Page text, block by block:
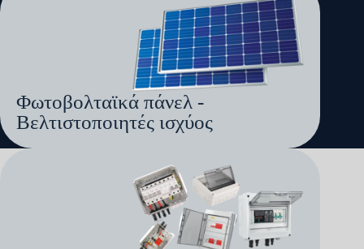
Φωτοβολταϊκά πάνελ -
Βελτιστοποιητές ισχύος